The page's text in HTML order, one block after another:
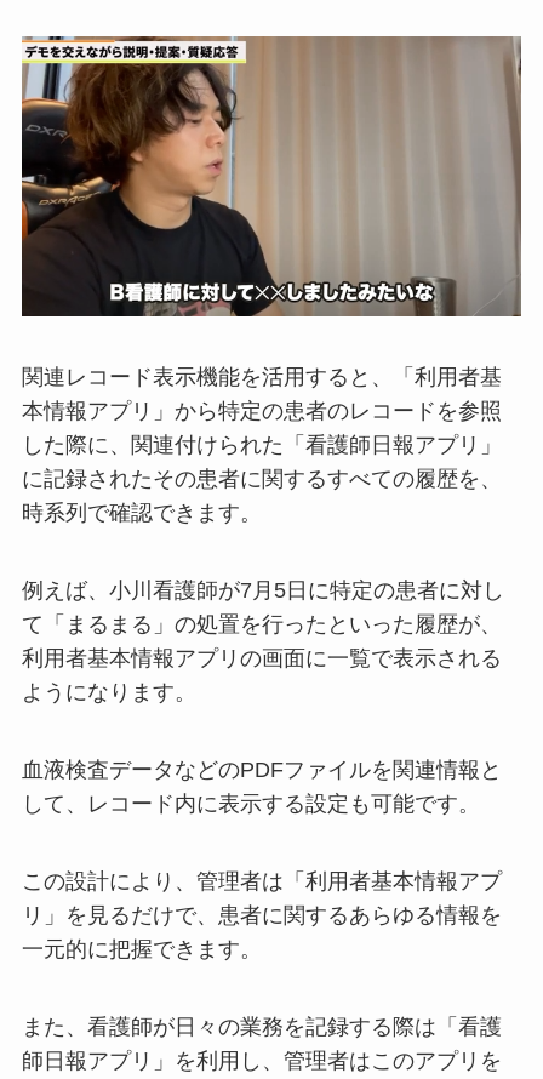
関連レコード表示機能を活用すると、「利用者基
本情報アプリ」から特定の患者のレコードを参照
した際に、関連付けられた「看護師日報アプリ」
に記録されたその患者に関するすべての履歴を、
時系列で確認できます。
例えば、小川看護師が7月5日に特定の患者に対し
て「まるまる」の処置を行ったといった履歴が、
利用者基本情報アプリの画面に一覧で表示される
ようになります。
血液検査データなどのPDFファイルを関連情報と
して、レコード内に表示する設定も可能です。
この設計により、管理者は「利用者基本情報アプ
リ」を見るだけで、患者に関するあらゆる情報を
一元的に把握できます。
また、看護師が日々の業務を記録する際は「看護
師日報アプリ」を利用し、管理者はこのアプリを